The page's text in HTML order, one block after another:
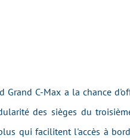
C-Max a la chance
des sièges du
qui facilitent l'accès à bord